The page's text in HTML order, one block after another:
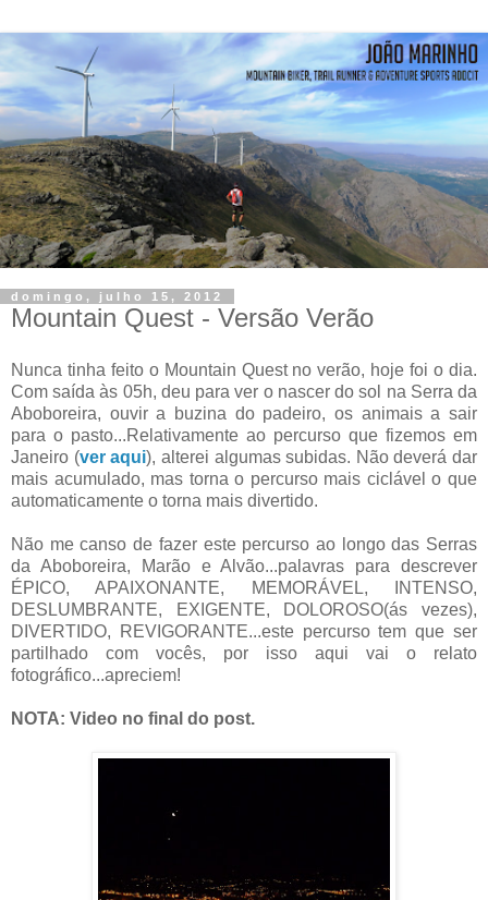
domingo, julho 15, 2012
Mountain Quest - Versão Verão
Nunca tinha feito o Mountain Quest no verão, hoje foi o dia.
Com saída às 05h, deu para ver o nascer do sol na Serra da
Aboboreira, ouvir a buzina do padeiro, os animais a sair
para o pasto...Relativamente ao percurso que fizemos em
Janeiro (ver aqui), alterei algumas subidas. Não deverá dar
mais acumulado, mas torna o percurso mais ciclável o que
automaticamente o torna mais divertido.
Não me canso de fazer este percurso ao longo das Serras
da Aboboreira, Marão e Alvão...palavras para descrever
ÉPICO, APAIXONANTE, MEMORÁVEL, INTENSO,
DESLUMBRANTE, EXIGENTE, DOLOROSO(ás vezes),
DIVERTIDO, REVIGORANTE...este percurso tem que ser
partilhado com vocês, por isso aqui vai o relato
fotográfico...apreciem!
NOTA: Video no final do post.